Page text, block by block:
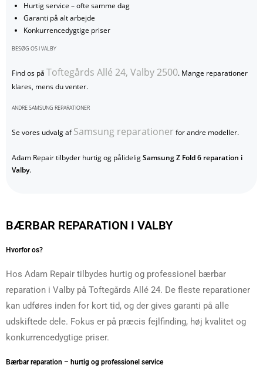
Hurtig service – ofte samme dag
Garanti på alt arbejde
Konkurrencedygtige priser
BESØG OS I VALBY
Find os på Toftegårds Allé 24, Valby 2500. Mange reparationer
klares, mens du venter.
ANDRE SAMSUNG REPARATIONER
Se vores udvalg afSamsung reparationer for andre modeller.
Adam Repair tilbyder hurtig og pålideligSamsung Z Fold 6 reparation i
Valby.
BÆRBAR REPARATION I VALBY
Hvorfor os?
Hos Adam Repair tilbydes hurtig og professionel bærbar
reparation i Valby på Toftegårds Allé 24. De fleste reparationer
kan udføres inden for kort tid, og der gives garanti på alle
udskiftede dele. Fokus er på præcis fejlfinding, høj kvalitet og
konkurrencedygtige priser.
Bærbar reparation – hurtig og professionel service